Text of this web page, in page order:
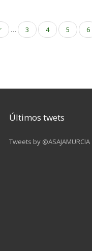
… 3 4 5 6
Últimos twets
Tweets by @ASAJAMURCIA